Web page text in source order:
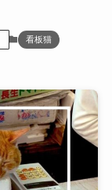
看板猫